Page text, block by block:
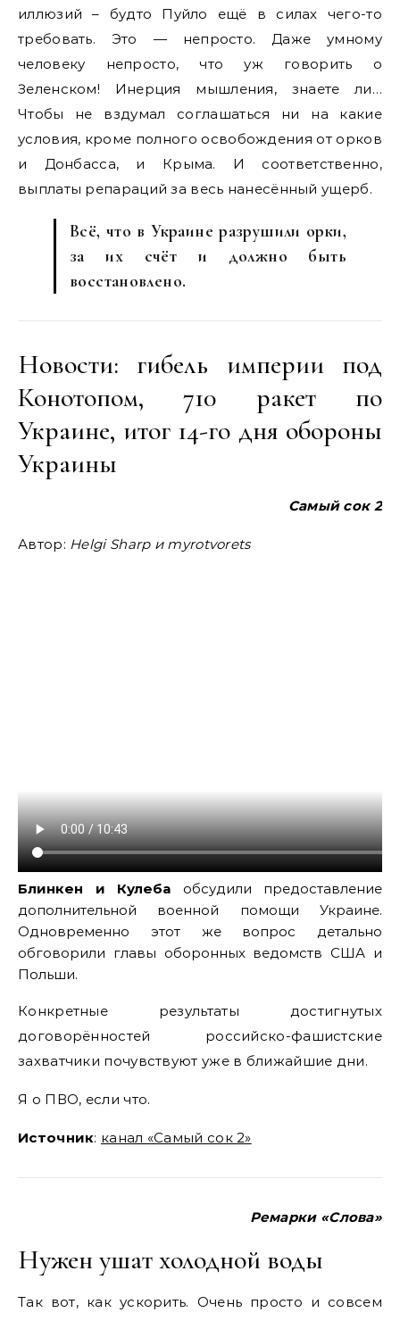
иллюзий – будто Пуйло ещё в силах чего-то
требовать. Это — непросто. Даже умному
человеку непросто, что уж говорить о
Зеленском! Инерция мышления, знаете ли…
Чтобы не вздумал соглашаться ни на какие
условия, кроме полного освобождения от орков
и Донбасса, и Крыма. И соответственно,
выплаты репараций за весь нанесённый ущерб.
Всё, что в Украине разрушили орки,
за их счёт и должно быть
восстановлено.
Новости: гибель империи под
Конотопом, 710 ракет по
Украине, итог 14-го дня обороны
Украины
Самый сок 2
Автор: Helgi Sharp и myrotvorets
Блинкен и Кулеба обсудили предоставление
дополнительной военной помощи Украине.
Одновременно этот же вопрос детально
обговорили главы оборонных ведомств США и
Польши.
Конкретные результаты достигнутых
договорённостей российско-фашистские
захватчики почувствуют уже в ближайшие дни.
Я о ПВО, если что.
Источник: канал «Самый сок 2»
Ремарки «Слова»
Нужен ушат холодной воды
Так вот, как ускорить. Очень просто и совсем